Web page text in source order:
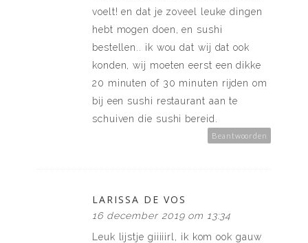
voelt! en dat je zoveel leuke dingen
hebt mogen doen, en sushi
bestellen.. ik wou dat wij dat ook
konden, wij moeten eerst een dikke
20 minuten of 30 minuten rijden om
bij een sushi restaurant aan te
schuiven die sushi bereid.
Beantwoorden
LARISSA DE VOS
16 december 2019 om 13:34
Leuk lijstje giiiiirl, ik kom ook gauw